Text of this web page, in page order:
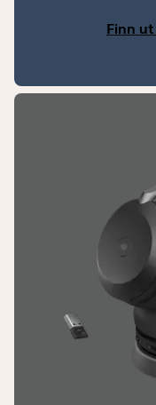
Finn